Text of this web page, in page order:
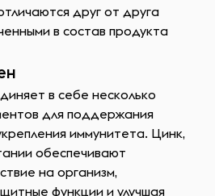
друг от друга
в состав продукта
в себе несколько
для поддержания
иммунитета. Цинк,
обеспечивают
на организм,
функции и улучшая